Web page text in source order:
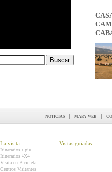
noticias | mapa web |
La visita
Itinerarios a pie
Itinerarios 4X4
Visita en Bicicleta
Centros Visitantes
Visitas guiadas